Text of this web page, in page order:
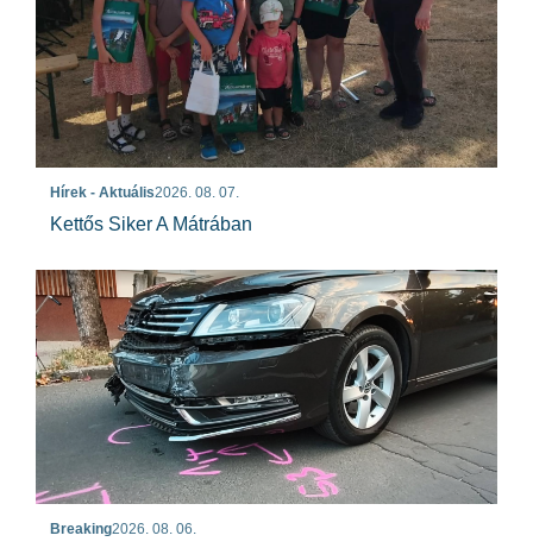
Hírek - Aktuális2026. 08. 07.
Kettős Siker A Mátrában
Breaking2026. 08. 06.